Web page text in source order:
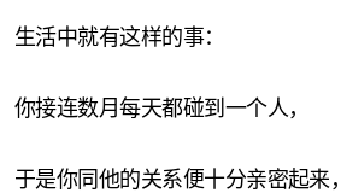
生活中就有这样的事：
你接连数月每天都碰到一个人，
于是你同他的关系便十分亲密起来，